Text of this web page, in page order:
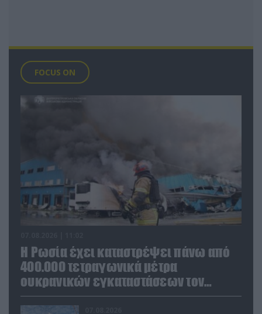
FOCUS ON
Η Ρωσία έχει καταστρέψει πάνω από
400.000 τετραγωνικά μέτρα
ουκρανικών εγκαταστάσεων τον
Ιούλιο